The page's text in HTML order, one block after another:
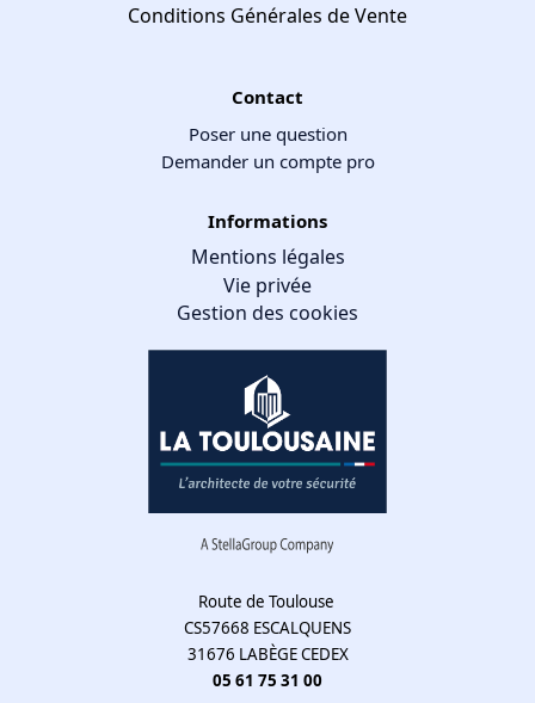
Conditions Générales de Vente
Contact
Poser une question
Demander un compte pro
Informations
Mentions légales
Vie privée
Gestion des cookies
Route de Toulouse
CS57668 ESCALQUENS
31676 LABÈGE CEDEX
05 61 75 31 00